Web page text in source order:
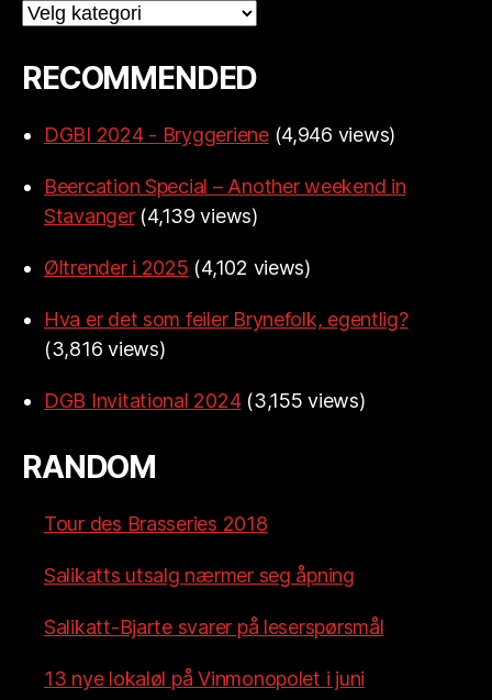
Categories
RECOMMENDED
DGBI 2024 - Bryggeriene (4,946 views)
Beercation Special – Another weekend in
Stavanger (4,139 views)
Øltrender i 2025 (4,102 views)
Hva er det som feiler Brynefolk, egentlig?
(3,816 views)
DGB Invitational 2024 (3,155 views)
RANDOM
Tour des Brasseries 2018
Salikatts utsalg nærmer seg åpning
Salikatt-Bjarte svarer på leserspørsmål
13 nye lokaløl på Vinmonopolet i juni